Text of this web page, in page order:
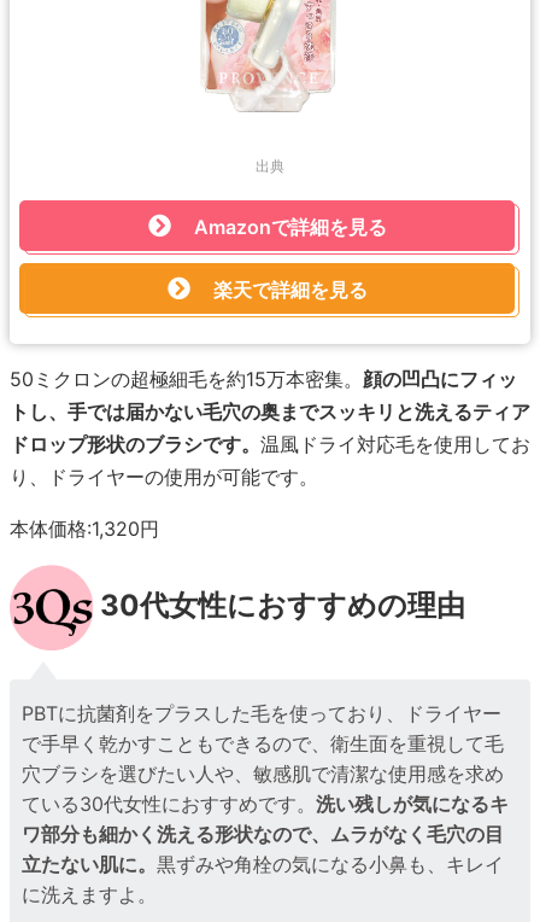
出典
Amazonで詳細を見る
楽天で詳細を見る
50ミクロンの超極細毛を約15万本密集。 顔の凹凸にフィッ
トし、手では届かない毛穴の奥までスッキリと洗えるティア
ドロップ形状のブラシです。 温風ドライ対応毛を使用してお
り、ドライヤーの使用が可能です。
本体価格:1,320円
30代女性におすすめの理由
PBTに抗菌剤をプラスした毛を使っており、ドライヤー
で手早く乾かすこともできるので、衛生面を重視して毛
穴ブラシを選びたい人や、敏感肌で清潔な使用感を求め
ている30代女性におすすめです。洗い残しが気になるキ
ワ部分も細かく洗える形状なので、ムラがなく毛穴の目
立たない肌に。黒ずみや角栓の気になる小鼻も、キレイ
に洗えますよ。